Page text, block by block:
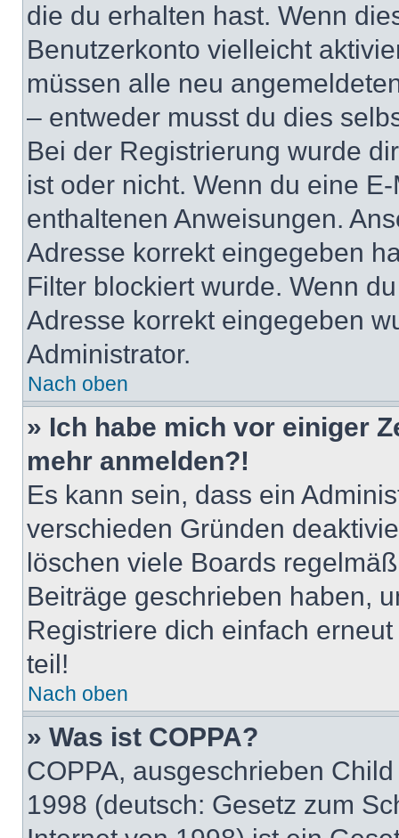
die du erhalten hast. Wenn
Benutzerkonto vielleicht
müssen alle neu
– entweder musst du dies
Bei der Registrierung wurde
ist oder nicht. Wenn du eine
enthaltenen Anweisungen.
Adresse korrekt eingegeben
Filter blockiert wurde. Wenn
Adresse korrekt eingegeben
Administrator.
Nach oben
» Ich habe mich vor einiger
mehr anmelden?!
Es kann sein, dass ein
verschieden Gründen
löschen viele Boards
Beiträge geschrieben haben,
Registriere dich einfach
teil!
Nach oben
» Was ist COPPA?
COPPA, ausgeschrieben
1998 (deutsch: Gesetz zum